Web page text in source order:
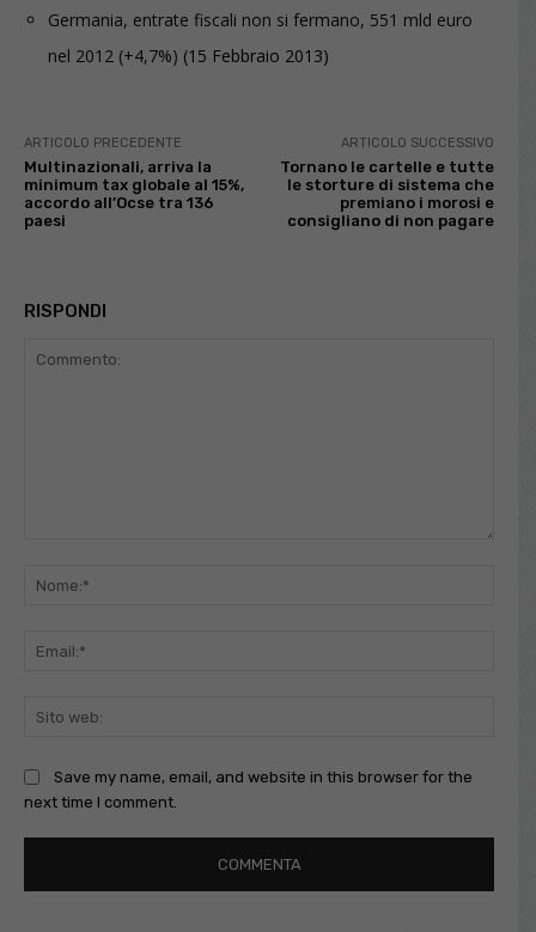
Germania, entrate fiscali non si fermano, 551 mld euro
nel 2012 (+4,7%) (15 Febbraio 2013)
ARTICOLO PRECEDENTE
Multinazionali, arriva la
minimum tax globale al 15%,
accordo all’Ocse tra 136
paesi
ARTICOLO SUCCESSIVO
Tornano le cartelle e tutte
le storture di sistema che
premiano i morosi e
consigliano di non pagare
RISPONDI
Save my name, email, and website in this browser for the
next time I comment.